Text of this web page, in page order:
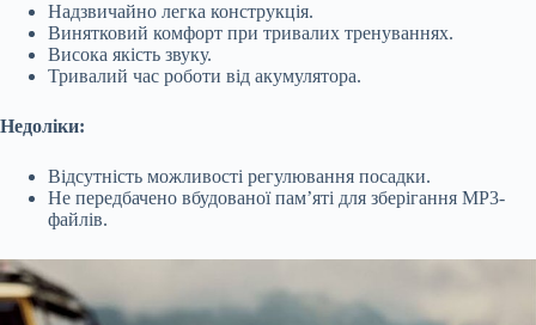
Надзвичайно легка конструкція.
Винятковий комфорт при тривалих тренуваннях.
Висока якість звуку.
Тривалий час роботи від акумулятора.
Недоліки:
Відсутність можливості регулювання посадки.
Не передбачено вбудованої пам’яті для зберігання MP3-
файлів.